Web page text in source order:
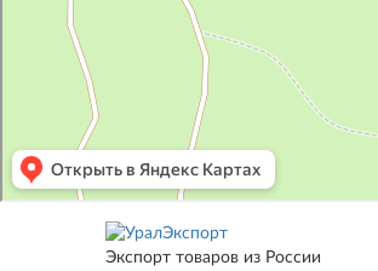
Экспорт товаров из России